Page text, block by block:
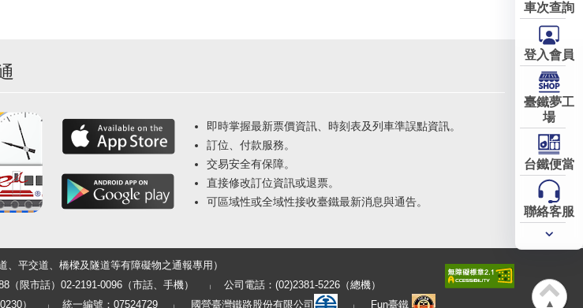
即時掌握最新票價資訊、時刻表及列車準誤點資訊。
訂位、付款服務。
交易安全有保障。
直接修改訂位資訊或退票。
可區域性或全域性接收臺鐵最新消息與通告。
平交道、橋樑及隧道等有障礙物之通報專用）
限市話）02-2191-0096（市話、手機）
公司電話：(02)2381-5226（總機）
）
統一編號：07524729 國營臺灣鐵路股份有限公司 Fun臺鐵
車次查詢
登入會員
臺鐵夢工
場
台鐵便當
聯絡客服
常用
▲